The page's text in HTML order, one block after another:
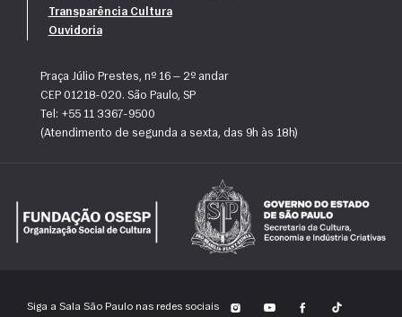
Transparência Cultura
Ouvidoria
Praça Júlio Prestes, nº 16 — 2º andar
CEP 01218-020. São Paulo, SP
Tel: +55 11 3367-9500
(Atendimento de segunda a sexta, das 9h às 18h)
Siga a Sala São Paulo nas redes sociais